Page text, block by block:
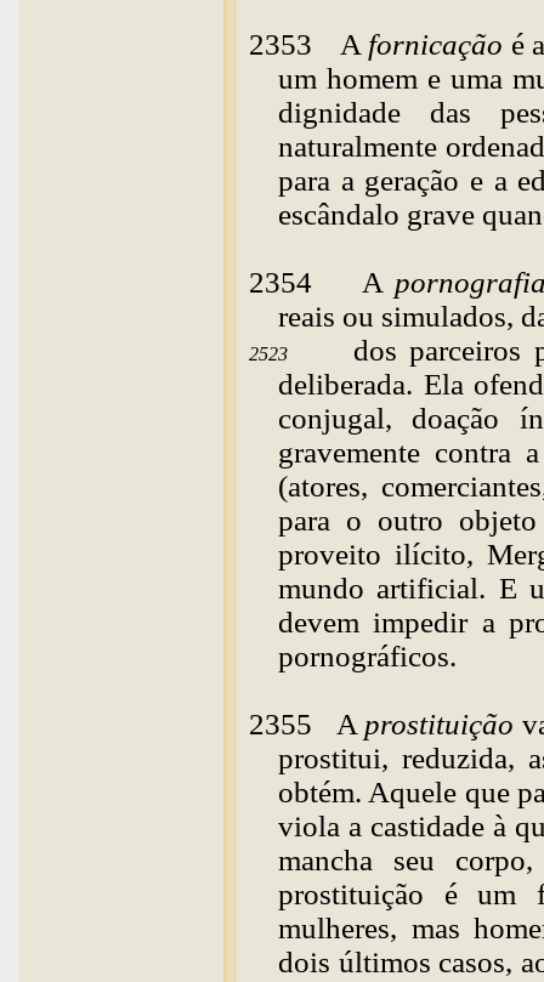
2353
A fornicação é
um homem e uma
dignidade das
naturalmente
para a geração e a
escândalo grave
2354 A
reais ou simulados,
2523 dos parceiros
deliberada. Ela
conjugal, doação
gravemente contra
(atores,
para o outro
proveito ilícito,
mundo artificial. E
devem impedir a
pornográficos.
2355 A prostituição
prostitui, reduzida,
obtém. Aquele que
viola a castidade à
mancha seu
prostituição é um
mulheres, mas
dois últimos casos,